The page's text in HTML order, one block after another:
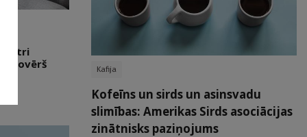
filtri
novērš
Kafija
Kofeīns un sirds un asinsvadu
slimības: Amerikas Sirds asociācijas
zinātnisks paziņojums